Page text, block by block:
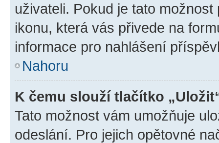
uživateli. Pokud je tato
ikonu, která vás přivede na
informace pro nahlášení
Nahoru
K čemu slouží tlačítko
Tato možnost vám umožňuje
odeslání. Pro jejich opětovné